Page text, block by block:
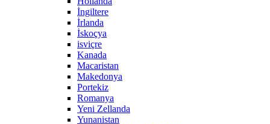
İngiltere
İrlanda
İskoçya
isviçre
Kanada
Macaristan
Makedonya
Portekiz
Romanya
Yeni Zellanda
Yunanistan